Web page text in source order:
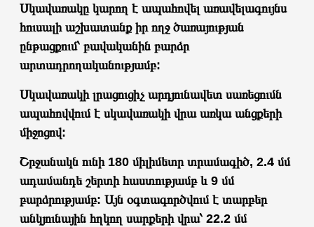
Սկավառակը կարող է ապահովել առավելագույնս
հուսալի աշխատանք իր ողջ ծառայության
ընթացքում՝ բավականին բարձր
արտադրողականությամբ:
Սկավառակի լրացուցիչ արդյունավետ սառեցումն
ապահովվում է սկավառակի վրա առկա անցքերի
միջոցով:
Շրջանակն ունի 180 միլիմետր տրամագիծ, 2.4 մմ
ադամանդե շերտի հաստությամբ և 9 մմ
բարձրությամբ: Այն օգտագործվում է տարբեր
անկյունային հղկող սարքերի վրա՝ 22.2 մմ